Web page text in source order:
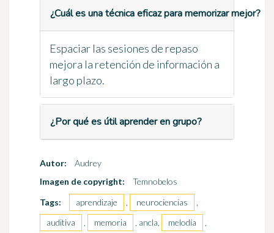
¿Cuál es una técnica eficaz para memorizar mejor?
Espaciar las sesiones de repaso
mejora la retención de información a
largo plazo.
¿Por qué es útil aprender en grupo?
Autor:
Audrey
Imagen de copyright:
Temnobelos
Tags:
aprendizaje , neurociencias
,
auditiva
, memoria , ancla, melodía
,